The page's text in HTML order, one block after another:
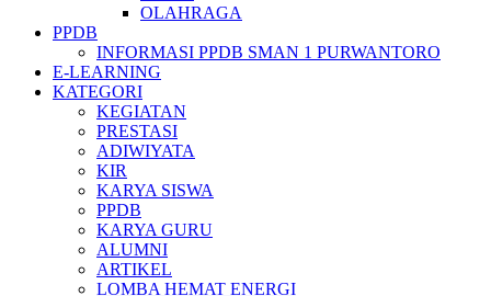
OLAHRAGA
PPDB
INFORMASI PPDB SMAN 1 PURWANTORO
E-LEARNING
KATEGORI
KEGIATAN
PRESTASI
ADIWIYATA
KIR
KARYA SISWA
PPDB
KARYA GURU
ALUMNI
ARTIKEL
LOMBA HEMAT ENERGI